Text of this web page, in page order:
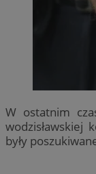
W ostatnim
wodzisławskiej
były